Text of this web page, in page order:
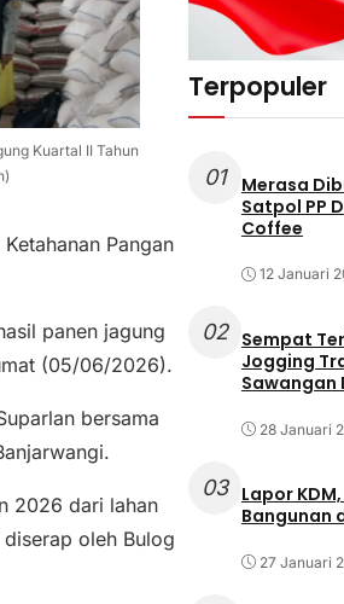
Kuartal II Tahun
Pangan
panen jagung
(05/06/2026).
bersama
2026 dari lahan
oleh Bulog
Terpopuler
01
Merasa
Satpol PP
Coffee
12 Januari
02
Sempat
Jogging
Sawangan
28 Januari
03
Lapor
Bangunan
27 Januari